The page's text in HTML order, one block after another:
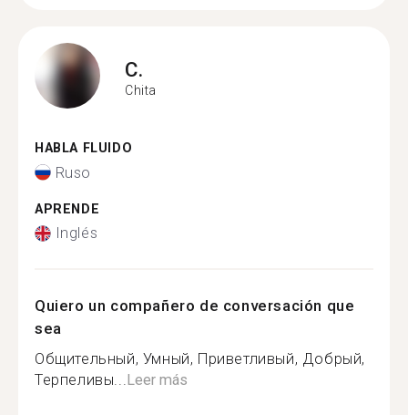
C.
Chita
HABLA FLUIDO
Ruso
APRENDE
Inglés
Quiero un compañero de conversación que
sea
Общительный, Умный, Приветливый, Добрый,
Терпеливы...Leer más